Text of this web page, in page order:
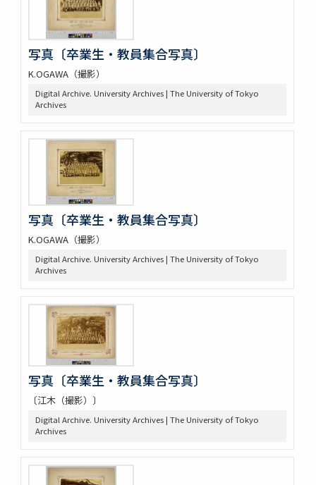
写真〔卒業生・教員集合写真〕
K.OGAWA（撮影）
Digital Archive. University Archives | The University of Tokyo
Archives
写真〔卒業生・教員集合写真〕
K.OGAWA（撮影）
Digital Archive. University Archives | The University of Tokyo
Archives
写真〔卒業生・教員集合写真〕
〔江木（撮影）〕
Digital Archive. University Archives | The University of Tokyo
Archives